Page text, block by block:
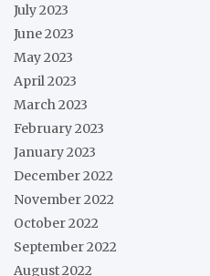
July 2023
June 2023
May 2023
April 2023
March 2023
February 2023
January 2023
December 2022
November 2022
October 2022
September 2022
August 2022